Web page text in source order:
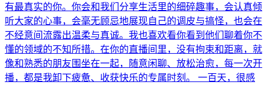
有最真实的你。你会和我们分享生活里的细碎趣事，会认真倾
听大家的心事，会毫无顾忌地展现自己的调皮与搞怪，也会在
不经意间流露出温柔与真诚。我也喜欢看你看到他们聊着你不
懂的领域的不知所措。在你的直播间里，没有拘束和距离，就
像和熟悉的朋友围坐在一起，随意闲聊、放松治愈，每一次开
播，都是我卸下疲惫、收获快乐的专属时刻。 一百天，很感